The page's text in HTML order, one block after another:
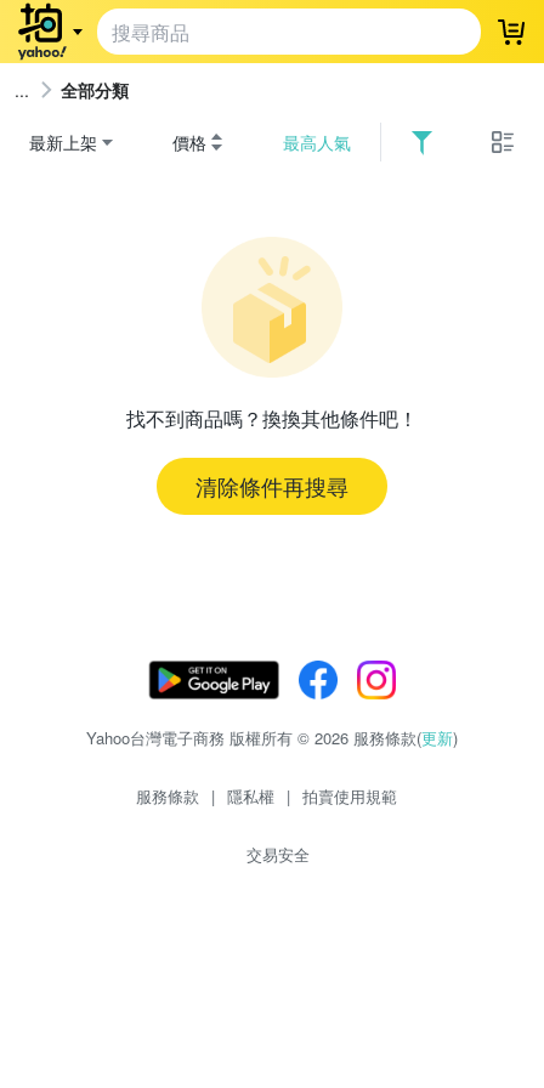
登
全部分類
最新上架 價格 最高人氣
找不到商品嗎？換換其他條件吧！
清除條件再搜尋
Yahoo台灣電子商務 版權所有 © 2026 服務條款(更新)
服務條款 | 隱私權 | 拍賣使用規範
交易安全